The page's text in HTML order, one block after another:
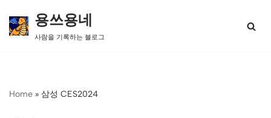
콘
너
용쓰용네
사람을 기록하는 블로그
Home » 삼성 CES2024